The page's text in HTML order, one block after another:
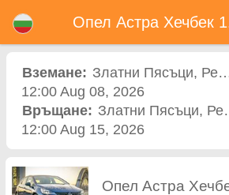
Пълно Автокаско застраховка (без депозит), неограничен пробег, безплатни
шофьори, гарантирани ниски цени за наем на коли.
Опел Астра Хечбек
Вземане: Златни Пясъци, Рентал офис
12:00 Aug 08, 2026
Връщане: Златни Пясъци, Рентал офис
12:00 Aug 15, 2026
Опел Астра